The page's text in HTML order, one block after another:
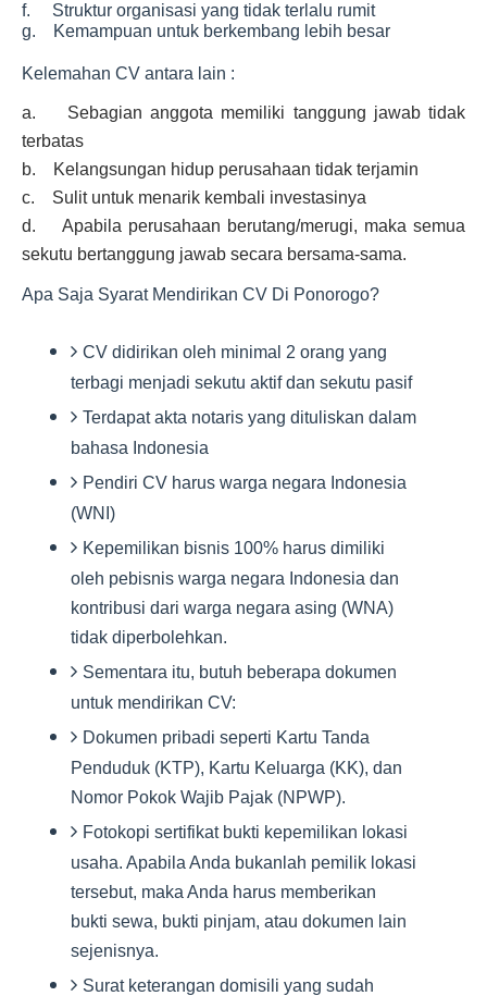
f. Struktur organisasi yang tidak terlalu rumit
g. Kemampuan untuk berkembang lebih besar
Kelemahan CV antara lain :
a. Sebagian anggota memiliki tanggung jawab tidak
terbatas
b. Kelangsungan hidup perusahaan tidak terjamin
c. Sulit untuk menarik kembali investasinya
d. Apabila perusahaan berutang/merugi, maka semua
sekutu bertanggung jawab secara bersama-sama.
Apa Saja Syarat Mendirikan CV Di Ponorogo?
CV didirikan oleh minimal 2 orang yang
terbagi menjadi sekutu aktif dan sekutu pasif
Terdapat akta notaris yang dituliskan dalam
bahasa Indonesia
Pendiri CV harus warga negara Indonesia
(WNI)
Kepemilikan bisnis 100% harus dimiliki
oleh pebisnis warga negara Indonesia dan
kontribusi dari warga negara asing (WNA)
tidak diperbolehkan.
Sementara itu, butuh beberapa dokumen
untuk mendirikan CV:
Dokumen pribadi seperti Kartu Tanda
Penduduk (KTP), Kartu Keluarga (KK), dan
Nomor Pokok Wajib Pajak (NPWP).
Fotokopi sertifikat bukti kepemilikan lokasi
usaha. Apabila Anda bukanlah pemilik lokasi
tersebut, maka Anda harus memberikan
bukti sewa, bukti pinjam, atau dokumen lain
sejenisnya.
Surat keterangan domisili yang sudah